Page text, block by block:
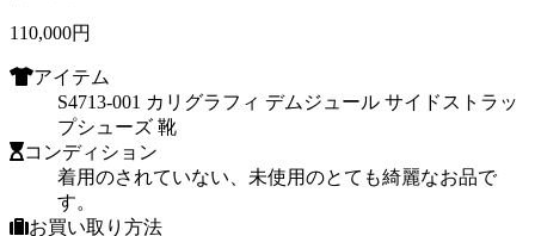
110,000円
アイテム
S4713-001 カリグラフィ デムジュール サイドストラッ
プシューズ 靴
コンディション
着用のされていない、未使用のとても綺麗なお品で
す。
お買い取り方法